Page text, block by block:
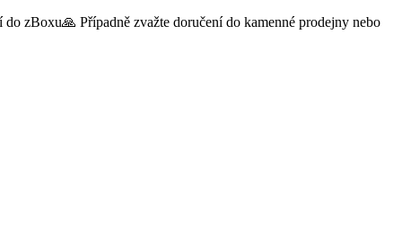
zBoxu🙏 Případně zvažte doručení do kamenné prodejny nebo